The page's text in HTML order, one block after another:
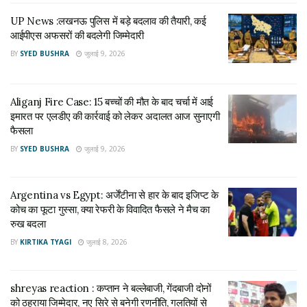
लंबी चली कानूनी लड़ाई
इस मामले की सुनवाई कई वर्षों तक चलती रही। मुकदमा दर्ज होने से लेकर
अदालत ने अपना फैसला सुनाया।
चार आरोपी दुनिया छोड़ चुके
लोगों पर केस दर्ज हुआ था, उनमें से चार की मौत हो चुकी है। अब केवल दीप
राय ही जीवित बचे थे, जिन पर अदालत ने फैसला सुनाया।
अदालत ने माना दोषी
सुनवाई पूरी करने के बाद दीप राय को दोषी करार दिया। अदालत ने उन्हें
भारतीय दंड संहिता की धारा 147, 148, 307 और आर्म्स एक्ट की धारा
UP News :लखनऊ पुलिस में बड़े बदलाव की तैयारी, कई
आईपीएस अफसरों की बदलेगी जिम्मेदारी
BY SYED BUSHRA जुलाई 9, 2026
Aliganj Fire Case: 15 बच्चों की मौत के बाद चर्चा में आई
इमारत पर एलडीए की कार्रवाई को लेकर अदालत आज सुनाएगी
फैसला
BY SYED BUSHRA जुलाई 9, 2026
Argentina vs Egypt: अर्जेंटीना से हार के बाद इजिप्ट के
कोच का फूटा गुस्सा, क्या रेफरी के विवादित फैसले ने मैच का
रुख बदला
BY KIRTIKA TYAGI जुलाई 8, 2026
shreyas reaction : कप्तान ने बल्लेबाजी, गेंदबाजी दोनों
को ठहराया जिम्मेदार, नए सिरे से बनेगी रणनीति, गलतियों से